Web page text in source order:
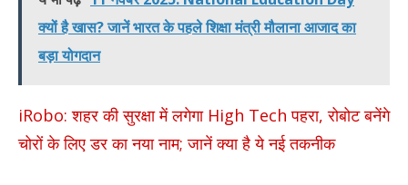
क्यों है खास? जानें भारत के पहले शिक्षा मंत्री मौलाना आजाद का
बड़ा योगदान
iRobo: शहर की सुरक्षा में लगेगा High Tech पहरा, रोबोट बनेंगे
चोरों के लिए डर का नया नाम; जानें क्या है ये नई तकनीक